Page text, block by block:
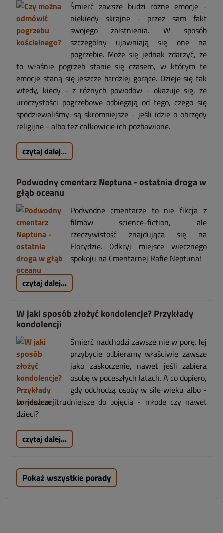
Śmierć zawsze budzi różne emocje -
niekiedy skrajne - przez sam fakt
swojego zaistnienia. W sposób
szczególny ujawniają się one na
pogrzebie. Może się jednak zdarzyć, że
to właśnie pogrzeb stanie się czasem, w którym te
emocje staną się jeszcze bardziej gorące. Dzieje się tak
wtedy, kiedy - z różnych powodów - okazuje się, że
uroczystości pogrzebowe odbiegają od tego, czego się
spodziewaliśmy: są skromniejsze - jeśli idzie o obrzędy
religijne - albo też całkowicie ich pozbawione.
czytaj dalej...
Podwodny cmentarz Neptuna - ostatnia droga w
głąb oceanu
Podwodne cmentarze to nie fikcja z
filmów science-fiction, ale
rzeczywistość znajdująca się na
Florydzie. Odkryj miejsce wiecznego
spokoju na Cmentarnej Rafie Neptuna!
czytaj dalej...
W jaki sposób złożyć kondolencje? Przykłady
kondolencji
Śmierć nadchodzi zawsze nie w porę. Jej
przybycie odbieramy właściwie zawsze
jako zaskoczenie, nawet jeśli zabiera
osobę w podeszłych latach. A co dopiero,
gdy odchodzą osoby w sile wieku albo -
co jeszcze trudniejsze do pojęcia - młode czy nawet
dzieci?
czytaj dalej...
Pokaż wszystkie porady